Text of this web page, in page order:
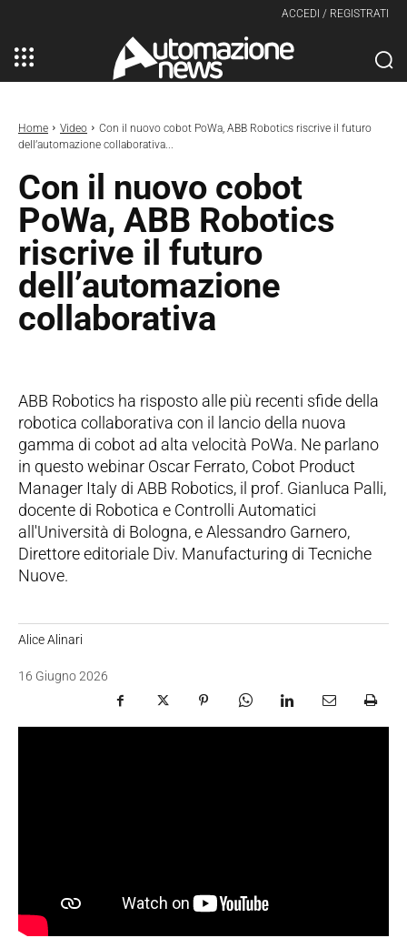
ACCEDI / REGISTRATI
Home Video
Con il nuovo cobot PoWa, ABB Robotics riscrive il futuro
dell’automazione collaborativa...
Con il nuovo cobot
PoWa, ABB Robotics
riscrive il futuro
dell’automazione
collaborativa
ABB Robotics ha risposto alle più recenti sfide della
robotica collaborativa con il lancio della nuova
gamma di cobot ad alta velocità PoWa. Ne parlano
in questo webinar Oscar Ferrato, Cobot Product
Manager Italy di ABB Robotics, il prof. Gianluca Palli,
docente di Robotica e Controlli Automatici
all'Università di Bologna, e Alessandro Garnero,
Direttore editoriale Div. Manufacturing di Tecniche
Nuove.
Alice Alinari
16 Giugno 2026